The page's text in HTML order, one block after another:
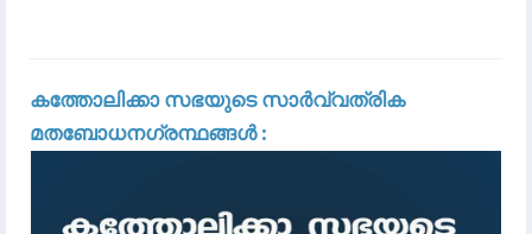
കത്തോലിക്കാ സഭയുടെ സാർവ്വത്രിക
മതബോധനഗ്രന്ഥങ്ങൾ :